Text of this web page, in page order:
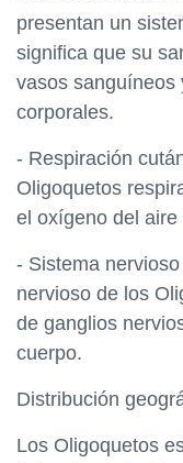
presentan un
significa que su
vasos sanguíneos
corporales.
- Respiración
Oligoquetos
el oxígeno del aire
- Sistema
nervioso de los
de ganglios
cuerpo.
Distribución
Los Oligoquetos